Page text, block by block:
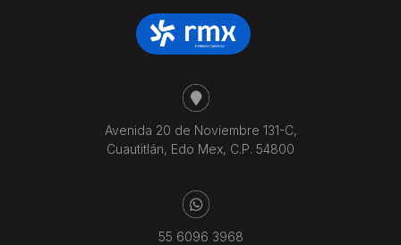
Avenida 20 de Noviembre 131-C,
Cuautitlán, Edo Mex, C.P. 54800
55 6096 3968